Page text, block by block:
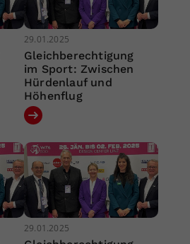
29.01.2025
Gleichberechtigung
im Sport: Zwischen
Hürdenlauf und
Höhenflug
29.01.2025